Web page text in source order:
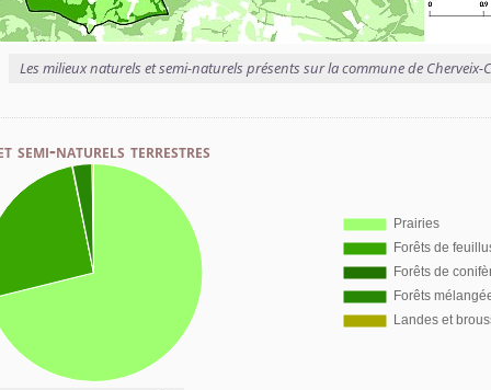
Les milieux naturels et semi-naturels présents sur la commune de Cherveix-
semi-naturels terrestres